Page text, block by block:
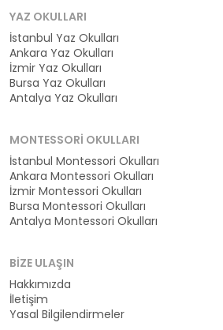
YAZ OKULLARI
İstanbul Yaz Okulları
Ankara Yaz Okulları
İzmir Yaz Okulları
Bursa Yaz Okulları
Antalya Yaz Okulları
MONTESSORI OKULLARI
İstanbul Montessori Okulları
Ankara Montessori Okulları
İzmir Montessori Okulları
Bursa Montessori Okulları
Antalya Montessori Okulları
BIZE ULAŞIN
Hakkımızda
İletişim
Yasal Bilgilendirmeler